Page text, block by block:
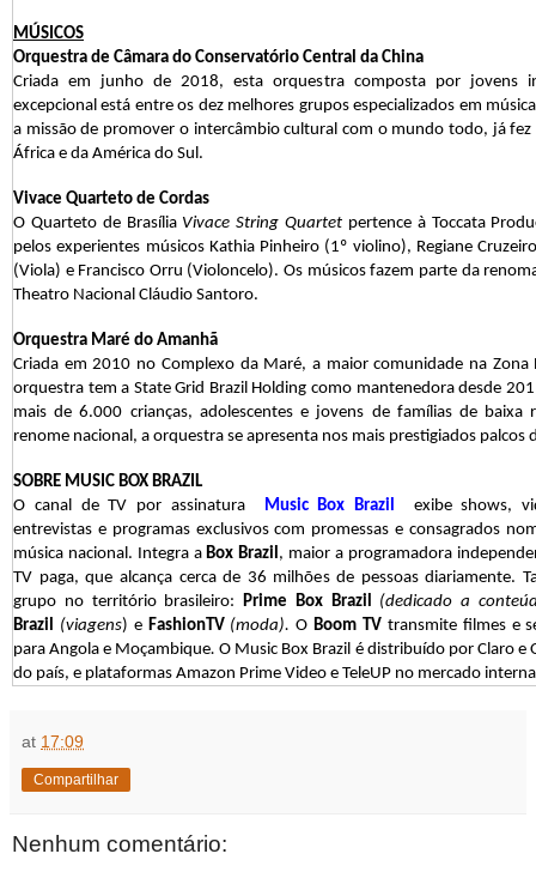
MÚSICOS
Orquestra de Câmara do Conservatório Central da China
Criada em junho de 2018, esta orquestra composta por jovens
excepcional está entre os dez melhores grupos especializados em
a missão de promover o intercâmbio cultural com o mundo todo, já fez
África e da América do Sul.
Vivace Quarteto de Cordas
O Quarteto de Brasília Vivace String Quartet pertence à Toccata
pelos experientes músicos Kathia Pinheiro (1º violino), Regiane
(Viola) e Francisco Orru (Violoncelo). Os músicos fazem parte da
Theatro Nacional Cláudio Santoro.
Orquestra Maré do Amanhã
Criada em 2010 no Complexo da Maré, a maior comunidade na Zona
orquestra tem a State Grid Brazil Holding como mantenedora desde
mais de 6.000 crianças, adolescentes e jovens de famílias de baixa
renome nacional, a orquestra se apresenta nos mais prestigiados palcos
SOBRE MUSIC BOX BRAZIL
O canal de TV por assinatura Music Box Brazil exibe shows,
entrevistas e programas exclusivos com promessas e consagrados
música nacional. Integra aBox Brazil, maior a programadora
TV paga, que alcança cerca de 36 milhões de pessoas diariamente.
grupo no território brasileiro: Prime Box Brazil (dedicado a
Brazil (viagens) e FashionTV (moda).OBoom TV transmite filmes e
para Angola e Moçambique. O Music Box Brazil é distribuído por Claro e
do país, e plataformas Amazon Prime Video e TeleUP no mercado
at 17:09
Compartilhar
Nenhum comentário: